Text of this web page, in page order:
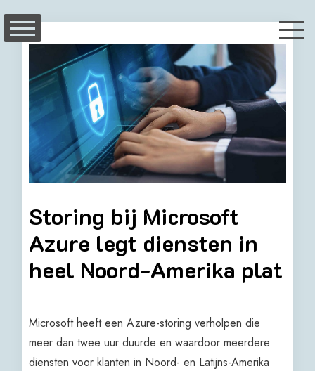
content
Storing bij Microsoft
Azure legt diensten in
heel Noord-Amerika plat
Microsoft heeft een Azure-storing verholpen die
meer dan twee uur duurde en waardoor meerdere
diensten voor klanten in Noord- en Latijns-Amerika